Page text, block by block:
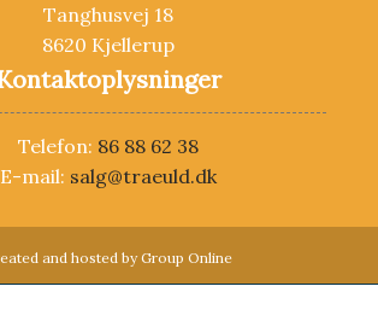
Tanghusvej 18
8620 Kjellerup
Telefon: 86 88 62 38
​E-mail: salg@traeuld.dk
and hosted by Group Online